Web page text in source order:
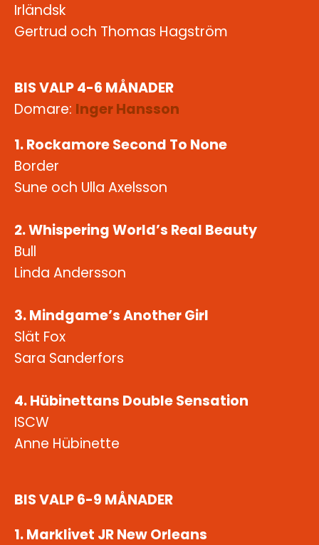
Irländsk
Gertrud och Thomas Hagström
BIS VALP 4-6 MÅNADER
Domare: Inger Hansson
1. Rockamore Second To None
Border
Sune och Ulla Axelsson
2. Whispering World’s Real Beauty
Bull
Linda Andersson
3. Mindgame’s Another Girl
Slät Fox
Sara Sanderfors
4. Hübinettans Double Sensation
ISCW
Anne Hübinette
BIS VALP 6-9 MÅNADER
1. Marklivet JR New Orleans